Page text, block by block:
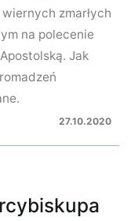
zmarłych
na polecenie
Jak
27.10.2020